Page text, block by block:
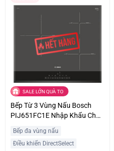
SALE LỚN QUÀ TO
Bếp Từ 3 Vùng Nấu Bosch
PIJ651FC1E Nhập Khẩu Châu
Bếp đa vùng nấu
Điều khiển DirectSelect